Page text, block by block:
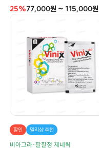
25%77,000원 ~ 115,000원
할인 델리샵 추천
비아그라·팔팔정 제네릭